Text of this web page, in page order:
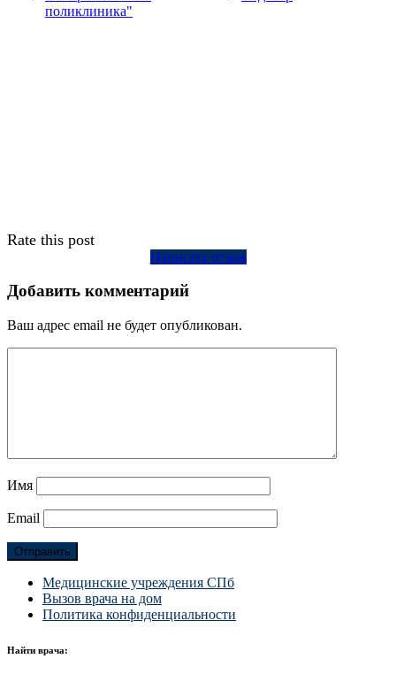
поликлиника"
Rate this post
Написать отзыв
Добавить комментарий
Ваш адрес email не будет опубликован.
Имя
Email
Медицинские учреждения СПб
Вызов врача на дом
Политика конфиденциальности
Найти врача: